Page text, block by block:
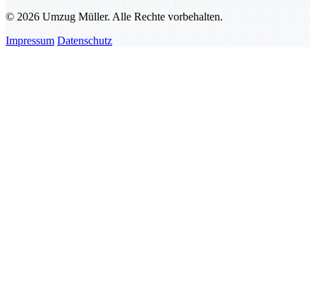
© 2026 Umzug Müller. Alle Rechte vorbehalten.
Impressum Datenschutz